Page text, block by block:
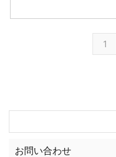
1
お問い合わせ